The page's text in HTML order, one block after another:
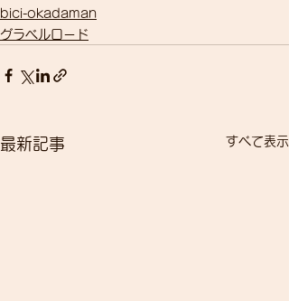
bici-okadaman
グラベルロード
最新記事 すべて表示